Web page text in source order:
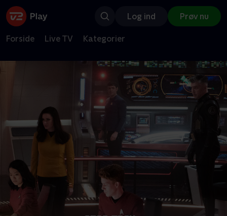
Log ind Prøv nu
Forside Live TV Kategorier